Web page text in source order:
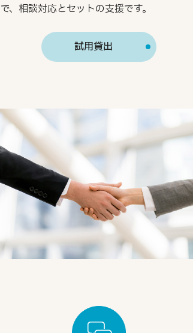
で、相談対応とセットの支援です。
試用貸出